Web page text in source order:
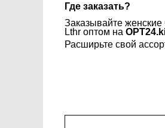
Где заказать?
Заказывайте
Lthr оптом на
Расширьте свой